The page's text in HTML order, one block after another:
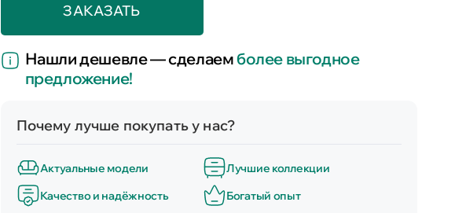
ЗАКАЗАТЬ
Нашли дешевле — сделаемболее выгодное
предложение!
Почему лучше покупать у нас?
Актуальные модели
Лучшие коллекции
Качество и надёжность
Богатый опыт